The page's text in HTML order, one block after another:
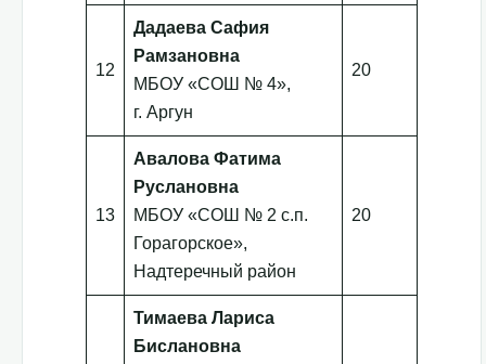
12
Дадаева Сафия
Рамзановна
МБОУ «СОШ № 4»,
г. Аргун
20
13
Авалова Фатима
Руслановна
МБОУ «СОШ № 2 с.п.
Горагорское»,
Надтеречный район
20
Тимаева Лариса
Бислановна